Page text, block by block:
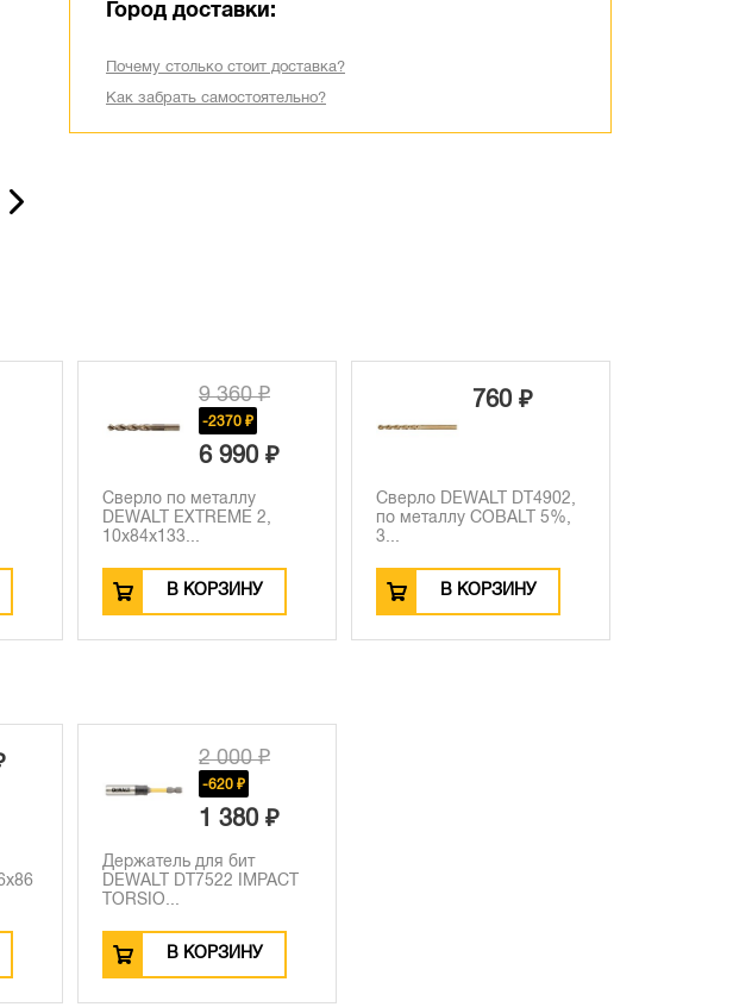
Город доставки:
Почему столько стоит доставка?
Как забрать самостоятельно?
9 360 ₽
-2370 ₽
6 990 ₽
Сверло по металлу
DEWALT EXTREME 2,
10x84x133...
В КОРЗИНУ
760 ₽
Сверло DEWALT DT4902,
по металлу COBALT 5%,
3...
В КОРЗИНУ
2 000 ₽
-620 ₽
1 380 ₽
Держатель для бит
DEWALT DT7522 IMPACT
TORSIO...
В КОРЗИНУ